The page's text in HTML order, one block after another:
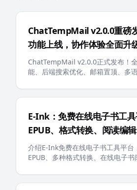
ChatTempMail v2.0.0重磅
功能上线，协作体验全面升
ChatTempMail v2.0.0正式发布！
能、后端搜索优化、邮箱置顶、多
捷的临时邮箱体验
E-Ink：免费在线电子书工
EPUB、格式转换、阅读编
介绍E-Ink免费在线电子书工具平台
EPUB、多种格式转换、在线电子书